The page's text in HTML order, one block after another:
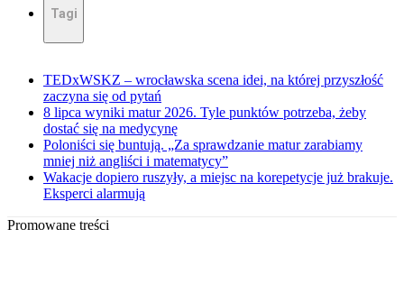
Tagi
TEDxWSKZ – wrocławska scena idei, na której przyszłość
zaczyna się od pytań
8 lipca wyniki matur 2026. Tyle punktów potrzeba, żeby
dostać się na medycynę
Poloniści się buntują. „Za sprawdzanie matur zarabiamy
mniej niż angliści i matematycy”
Wakacje dopiero ruszyły, a miejsc na korepetycje już brakuje.
Eksperci alarmują
Promowane treści